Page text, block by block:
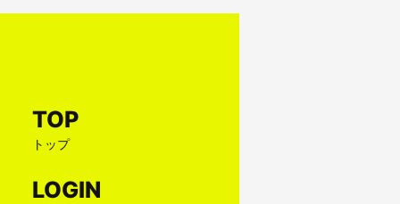
TOP
トップ
LOGIN